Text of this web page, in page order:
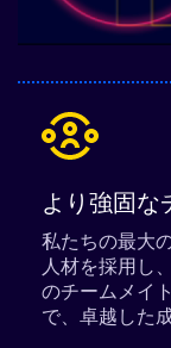
より強固な
私たちの最大
人材を採用し
のチームメイ
で、卓越した